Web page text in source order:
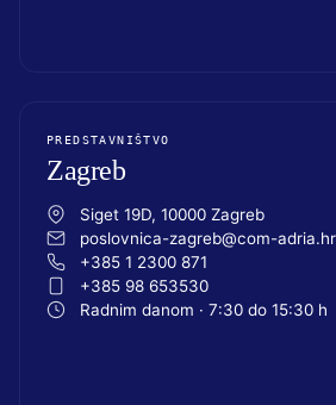
PREDSTAVNIŠTVO
Zagreb
Siget 19D, 10000 Zagreb
poslovnica-zagreb@com-adria.hr
+385 1 2300 871
+385 98 653530
Radnim danom · 7:30 do 15:30 h